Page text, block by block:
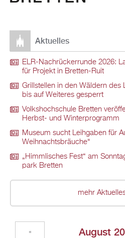
Ak­tu­el­les
ELR-Nach­rü­ck­er­run­de 2026:
für Pro­jekt in Brett­en-Ruit
Grill­stel­len in den Wäl­dern des
bis auf Wei­te­res ge­sperrt
Volks­hoch­schu­le Brett­en
Herbst- und Win­ter­pro­gramm
Mu­se­um sucht Leih­ga­ben für
Weih­nachts­bräu­che“
„Himm­li­sches Fest“ am
park Brett­en
mehr
Au­gust
«